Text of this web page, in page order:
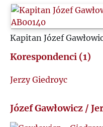
Kapitan Józef
Korespondenci (1)
Jerzy Giedroyc
Józef Gawłowicz /